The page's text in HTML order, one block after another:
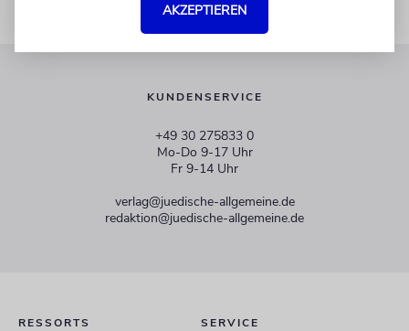
KUNDENSERVICE
+49 30 275833 0
Mo-Do 9-17 Uhr
Fr 9-14 Uhr
verlag@juedische-allgemeine.de
redaktion@juedische-allgemeine.de
RESSORTS SERVICE
AKZEPTIEREN